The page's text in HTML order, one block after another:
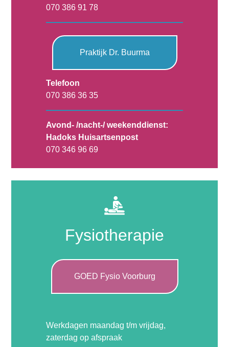
070 386 91 78
Praktijk Dr. Buurma
Telefoon
070 386 36 35
Avond- /nacht-/ weekenddienst:
Hadoks Huisartsenpost
070 346 96 69
Fysiotherapie
GOED Fysio Voorburg
Werkdagen maandag t/m vrijdag,
zaterdag op afspraak